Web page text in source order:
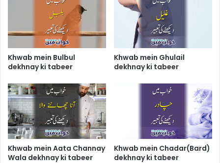
Khwab mein Bulbul
dekhnay ki tabeer
Khwab mein Ghulail
dekhnay ki tabeer
Khwab mein Aata Channay
Wala dekhnay ki tabeer
Khwab mein Chadar(Bard)
dekhnay ki tabeer